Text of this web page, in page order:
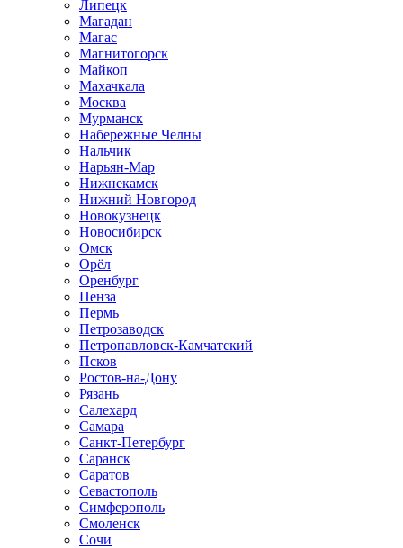
Липецк
Магадан
Магас
Магнитогорск
Майкоп
Махачкала
Москва
Мурманск
Набережные Челны
Нальчик
Нарьян-Мар
Нижнекамск
Нижний Новгород
Новокузнецк
Новосибирск
Омск
Орёл
Оренбург
Пенза
Пермь
Петрозаводск
Петропавловск-Камчатский
Псков
Ростов-на-Дону
Рязань
Салехард
Самара
Санкт-Петербург
Саранск
Саратов
Севастополь
Симферополь
Смоленск
Сочи